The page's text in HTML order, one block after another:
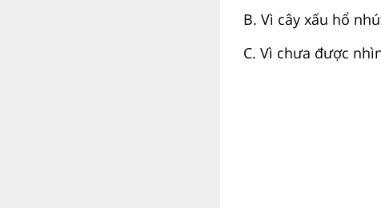
B. Vì cây xấu hổ
C. Vì chưa được